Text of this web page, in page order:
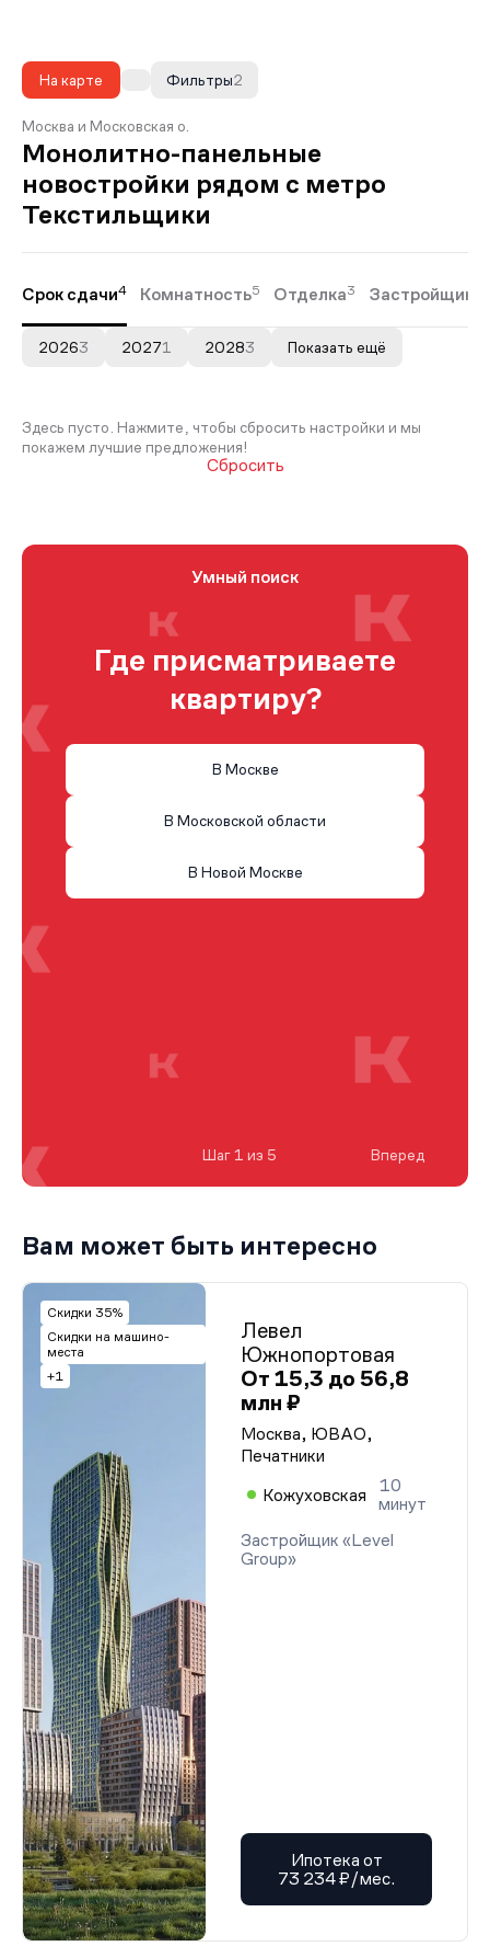
На карте 2
Фильтры
Москва и Московская о.
Монолитно-панельные
новостройки рядом с метро
Текстильщики
Срок сдачи4 Комнатность5 Отделка3 Застройщики
20263 20271 20283 Показать ещё
Здесь пусто. Нажмите, чтобы сбросить настройки и мы
покажем лучшие предложения!
Сбросить
Умный поиск
Где присматриваете
квартиру?
В Москве
В Московской области
В Новой Москве
Шаг 1 из 5 Вперед
Вам может быть интересно
Скидки 35%
Скидки на машино-
места
+1
Левел
Южнопортовая
От 15,3 до 56,8
млн ₽
Москва, ЮВАО,
Печатники
Кожуховская
10
минут
Застройщик «Level
Group»
Ипотека от
73 234 ₽/мес.